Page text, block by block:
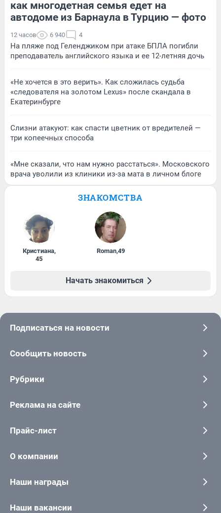
как многодетная семья едет на
автодоме из Барнаула в Турцию — фото
12 часов 6 940 4
На пляже под Геленджиком при атаке БПЛА погибли
преподаватель английского языка и ее 12-летняя дочь
«Не хочется в это верить». Как сложилась судьба
«следователя на золотом Lexus» после скандала в
Екатеринбурге
Слизни атакуют: как спасти цветник от вредителей —
три копеечных способа
«Мне сказали, что нам нужно расстаться». Московского
врача уволили из клиники из-за мата в личном блоге
ЗНАКОМСТВА
Кристиана,
45
Roman,49
Начать знакомиться
Подписаться на новости
Сообщить новость
Рубрики
Реклама на сайте
Прайс-лист
О компании
Наши награды
Наши вакансии